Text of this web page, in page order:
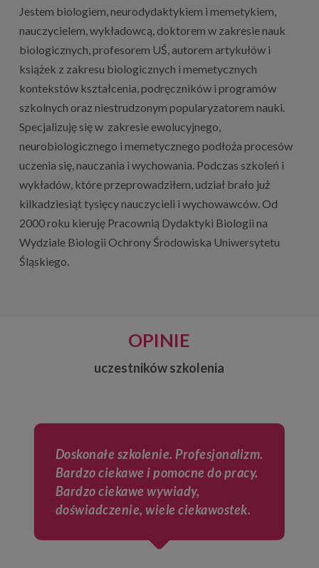
Jestem biologiem, neurodydaktykiem i memetykiem,
nauczycielem, wykładowcą, doktorem w zakresie nauk
biologicznych, profesorem UŚ, autorem artykułów i
książek z zakresu biologicznych i memetycznych
kontekstów kształcenia, podręczników i programów
szkolnych oraz niestrudzonym popularyzatorem nauki.
Specjalizuję się w zakresie ewolucyjnego,
neurobiologicznego i memetycznego podłoża procesów
uczenia się, nauczania i wychowania. Podczas szkoleń i
wykładów, które przeprowadziłem, udział brało już
kilkadziesiąt tysięcy nauczycieli i wychowawców. Od
2000 roku kieruję Pracownią Dydaktyki Biologii na
Wydziale Biologii Ochrony Środowiska Uniwersytetu
Śląskiego.
OPINIE
uczestników szkolenia
Doskonałe szkolenie. Profesjonalizm.
Bardzo ciekawe i pomocne do pracy.
Bardzo ciekawe wywiady,
doświadczenie, wiele ciekawostek.